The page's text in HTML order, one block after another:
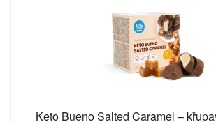
Keto Bueno Salted Caramel –